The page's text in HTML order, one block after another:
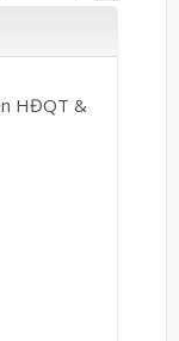
HĐQT &